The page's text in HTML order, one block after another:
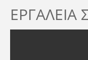
ΕΡΓΑΛΕΊΑ